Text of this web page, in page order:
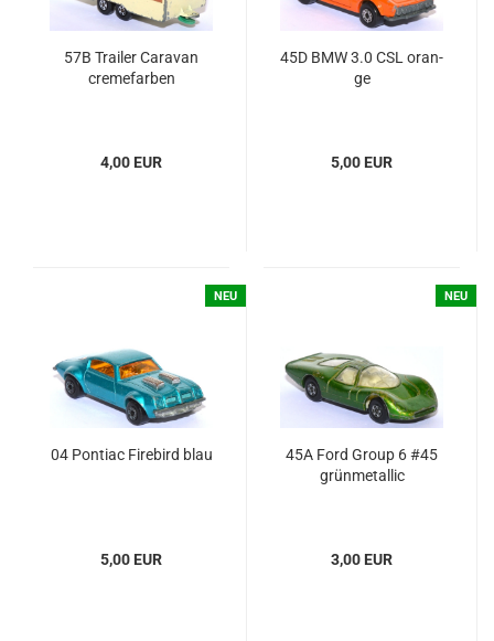
57B Trai­ler Ca­ra­van
creme­far­ben
4,00 EUR
45D BMW 3.0 CSL oran­
ge
5,00 EUR
NEU
04 Pon­ti­ac Fire­bird blau
5,00 EUR
NEU
45A Ford Group 6 #45
grün­me­tal­lic
3,00 EUR